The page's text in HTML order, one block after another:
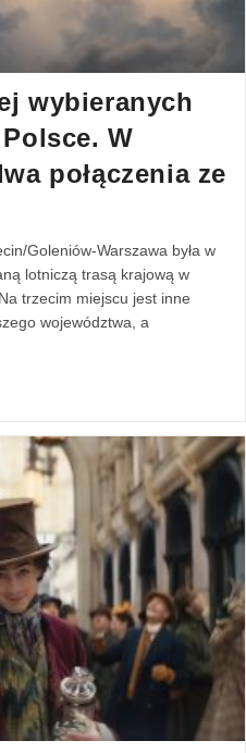
wybieranych
W
połączenia ze
Goleniów-Warszawa była w
lotniczą trasą krajową w
trzecim miejscu jest inne
województwa, a